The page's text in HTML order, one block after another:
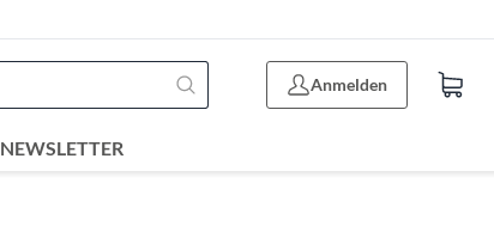
Anmelden
NEWSLETTER